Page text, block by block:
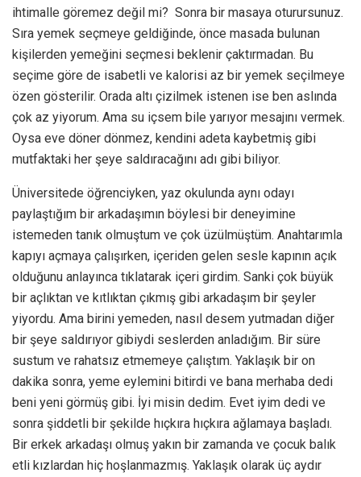
ihtimalle göremez değil mi? Sonra bir masaya oturursunuz.
Sıra yemek seçmeye geldiğinde, önce masada bulunan
kişilerden yemeğini seçmesi beklenir çaktırmadan. Bu
seçime göre de isabetli ve kalorisi az bir yemek seçilmeye
özen gösterilir. Orada altı çizilmek istenen ise ben aslında
çok az yiyorum. Ama su içsem bile yarıyor mesajını vermek.
Oysa eve döner dönmez, kendini adeta kaybetmiş gibi
mutfaktaki her şeye saldıracağını adı gibi biliyor.
Üniversitede öğrenciyken, yaz okulunda aynı odayı
paylaştığım bir arkadaşımın böylesi bir deneyimine
istemeden tanık olmuştum ve çok üzülmüştüm. Anahtarımla
kapıyı açmaya çalışırken, içeriden gelen sesle kapının açık
olduğunu anlayınca tıklatarak içeri girdim. Sanki çok büyük
bir açlıktan ve kıtlıktan çıkmış gibi arkadaşım bir şeyler
yiyordu. Ama birini yemeden, nasıl desem yutmadan diğer
bir şeye saldırıyor gibiydi seslerden anladığım. Bir süre
sustum ve rahatsız etmemeye çalıştım. Yaklaşık bir on
dakika sonra, yeme eylemini bitirdi ve bana merhaba dedi
beni yeni görmüş gibi. İyi misin dedim. Evet iyim dedi ve
sonra şiddetli bir şekilde hıçkıra hıçkıra ağlamaya başladı.
Bir erkek arkadaşı olmuş yakın bir zamanda ve çocuk balık
etli kızlardan hiç hoşlanmazmış. Yaklaşık olarak üç aydır